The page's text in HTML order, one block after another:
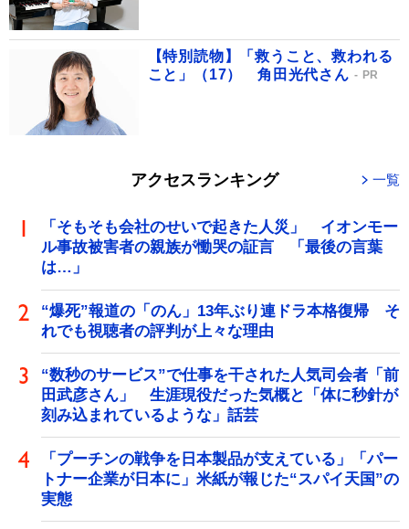
【特別読物】「救うこと、救われる
こと」（17） 角田光代さん
PR
アクセスランキング 一覧
「そもそも会社のせいで起きた人災」 イオンモー
ル事故被害者の親族が慟哭の証言 「最後の言葉
は…」
“爆死”報道の「のん」13年ぶり連ドラ本格復帰 そ
れでも視聴者の評判が上々な理由
“数秒のサービス”で仕事を干された人気司会者「前
田武彦さん」 生涯現役だった気概と「体に秒針が
刻み込まれているような」話芸
「プーチンの戦争を日本製品が支えている」「パー
トナー企業が日本に」米紙が報じた“スパイ天国”の
実態